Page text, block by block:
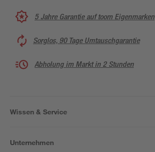
5 Jahre Garantie auf toom Eigenmarken
Sorglos, 90 Tage Umtauschgarantie
Abholung im Markt in 2 Stunden
Wissen & Service
Unternehmen